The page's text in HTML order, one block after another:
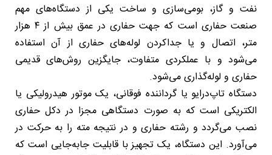
نفت و گاز، بومی‌سازی و ساخت یکی از دستگاه‌های مهم
صنعت حفاری است که جهت حفاری در عمق بیش از ۴ هزار
متر، اتصال و یا جداکردن لوله‌های حفاری از آن استفاده
می‌شود و با عملکردی متفاوت، جایگزین روش‌های قدیمی
حفاری و لوله‌گذاری می‌شود.
دستگاه تاپ‌درایو یا گرداننده فوقانی، یک موتور هیدرولیکی یا
الکتریکی است که به صورت دستگاهی مجزا در دکل حفاری
نصب می‌گردد و رشته حفاری و در نتیجه مته را به حرکت در
می‌آورد. این دستگاه، یک تجهیز با قابلیت جابه‌جایی است که